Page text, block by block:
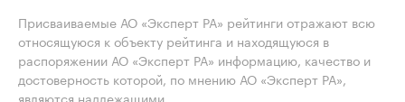
Присваиваемые АО «Эксперт РА» рейтинги отражают всю
относящуюся к объекту рейтинга и находящуюся в
распоряжении АО «Эксперт РА» информацию, качество и
достоверность которой, по мнению АО «Эксперт РА»,
являются надлежащими.